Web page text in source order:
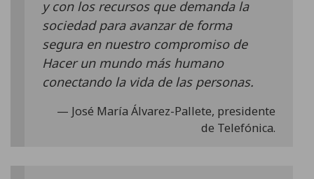
y con los recursos que demanda la
sociedad para avanzar de forma
segura en nuestro compromiso de
Hacer un mundo más humano
conectando la vida de las personas.
José María Álvarez-Pallete, presidente
de Telefónica.